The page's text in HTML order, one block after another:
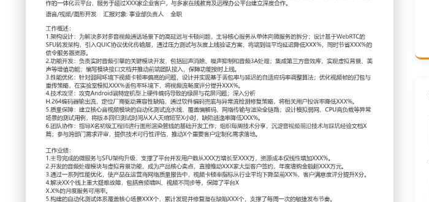
2024-09 -2025-12 北京XX科技有限公司
XXX科技是专注在线协作与实时通信领域的科技公司，团队规模约XXX人，核心产品为集
成了高清音视频通话、实时白板和文档协作的一体化云平台，服务于超过XXX家企业客
户，与多家在线教育及远程办公平台建立深度合作。
语音/视频/图形开发汇报对象：部门总监
工作概述：
1.架构设计：为解决多对多音视频通话场景下的高延迟与卡顿问题，主导核心服务从单体
向微服务的拆分；设计基于WebRTC的SFU转发架构，引入QUIC协议优化传输层，通过压
力测试与灰度上线验证方案，将端到端平均延迟降低XXX%，同时节省XXX%的信令服务器
资源。
2.功能开发：负责实时音频引擎的关键模块开发，包括回声消除、噪声抑制和音频3A处